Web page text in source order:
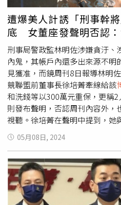
也不例外，但也因此樹大招風，
集團雖然全公司跑路，但很快就
只是「2580」是否就是本次林明
集團仍有待檢方調查。
遭爆美人計誘「刑事幹
底 女董座發聲明否認
刑事局警政監林明佐涉嫌貪汙、
內鬼，其帳戶內還多出來源不
見獲准，而鏡周刊8日報導林明
競聯盟前董事長徐培菁牽線給該
和洗錢等以300萬元重保，更稱
則發布聲明，否認周刊內容外
視聽。徐培菁在聲明中提到，她
她與林明佐認識多年，主要是
長期資助台中市弱勢警員，雙
公、老婆」互稱，此描述為子虛
報導中也提到，她與律師在5月
查官調查，而調查程序和內容
露，應統一由發言人或受指定
業辦法所明定，但鏡週刊竟取得
05月08日, 2024